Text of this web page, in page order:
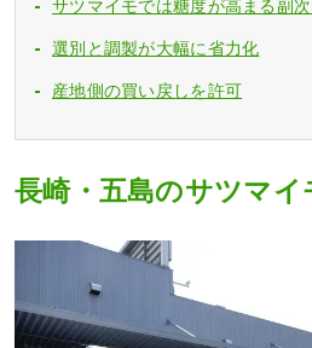
サツマイモでは糖度が高まる副
選別と調製が大幅に省力化
産地側の買い戻しを許可
長崎・五島のサツマイ